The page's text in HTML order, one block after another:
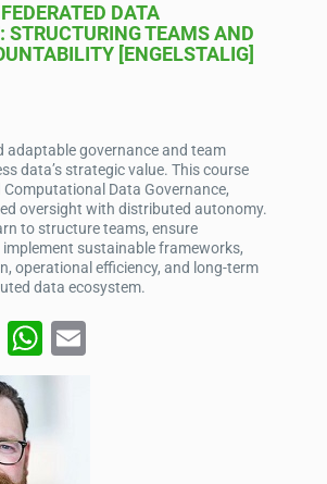
DATA
STRUCTURING TEAMS AND
[ENGELSTALIG]
adaptable governance and team
data’s strategic value. This course
Computational Data Governance,
oversight with distributed autonomy.
to structure teams, ensure
sustainable frameworks,
operational efficiency, and long-term
data ecosystem.
X W
h
s